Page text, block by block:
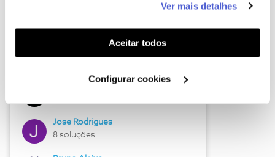
funcionalidades (cookies de personalização e
funcionalidade) e adaptar anúncios aos seus interesses
(cookies de publicidade personalizada). Pode gerir a
utilização dos cookies clicando em "Configurar
Ver mais detalhes
Aceitar todos
Configurar cookies
Hall of Fame de junho
Jose Rodrigues
8 soluções